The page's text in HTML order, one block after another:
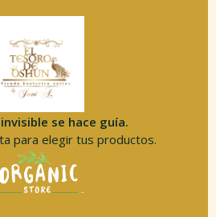
se hace guía.
para elegir tus productos.